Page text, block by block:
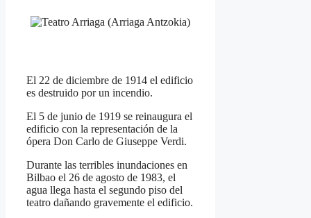
El 22 de diciembre de 1914 el edificio
es destruido por un incendio.
El 5 de junio de 1919 se reinaugura el
edificio con la representación de la
ópera Don Carlo de Giuseppe Verdi.
Durante las terribles inundaciones en
Bilbao el 26 de agosto de 1983, el
agua llega hasta el segundo piso del
teatro dañando gravemente el edificio.